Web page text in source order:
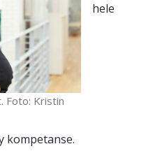
Foto: Kristin
hele
kompetanse.